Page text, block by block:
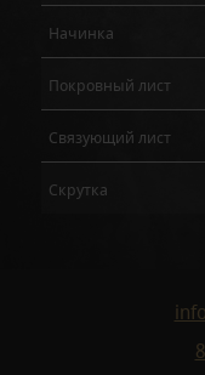
Начинка
Покровный лист
Связующий лист
Скрутка